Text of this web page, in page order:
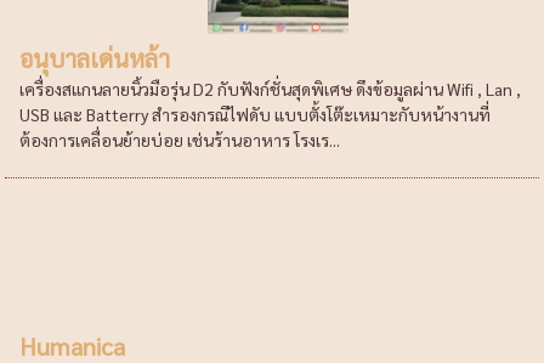
อนุบาลเด่นหล้า
เครื่องสแกนลายนิ้วมือรุ่น D2 กับฟังก์ชั่นสุดพิเศษ ดึงข้อมูลผ่าน Wifi , Lan ,
USB และ Batterry สำรองกรณีไฟดับ แบบตั้งโต๊ะเหมาะกับหน้างานที่
ต้องการเคลื่อนย้ายบ่อย เช่นร้านอาหาร โรงเร...
Humanica